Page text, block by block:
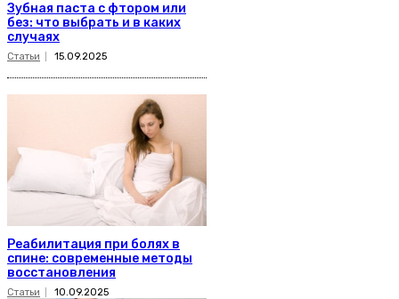
Зубная паста с фтором или
без: что выбрать и в каких
случаях
Статьи 15.09.2025
Реабилитация при болях в
спине: современные методы
восстановления
Статьи 10.09.2025